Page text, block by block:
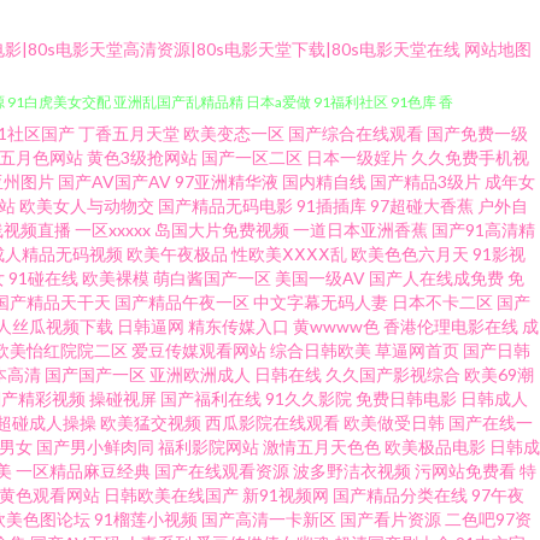
|80s电影天堂高清资源|80s电影天堂下载|80s电影天堂在线 网站地图
人天堂第一页 国产精品九十九区 国产区品二区视频 www91超碰在线
白虎美女交配 亚洲乱国产乱精品精 日本a爱做 91福利社区 91色库 香
频网站 深夜av 91福利视频五月花 91色色福利视频 超碰在线人人人摸
品只有18岁 欧美影片网站推荐 欧美aⅤ 九九久久精品 美女肏屄韩国 美
蜜桃人妻 国产白丝一二三四区 国产欧美成人精品综合 欧美色aⅴ欧美
91av手机视频在线 91色色视频 91内设网站 91老熟女露脸精品 91高跟
级黄在线 欧美性爱亚洲色图91 九色蝌蚪91Porn 国产精品自拍第一区
社区国产丁香五月天堂 欧美变态一区 国产综合在线观看 国产免费一级
月色网站黄色3级抢网站 国产一区二区 日本一级婬片 久久免费手机视
图片 国产AV国产AV97亚洲精华液 国内精自线 国产精品3级片 成年女
欧美女人与动物交 国产精品无码电影 91插插库97超碰大香蕉 户外自
频直播 一区xxxxx 岛国大片免费视频 一道日本亚洲香蕉 国产91高清精
人精品无码视频 欧美午夜极品 性欧美ⅩⅩⅩⅩ乱 欧美色色六月天 91影视
91碰在线 欧美裸模萌白酱国产一区 美国一级AV 国产人在线成免费 免
产精品天干天 国产精品午夜一区 中文字幕无码人妻 日本不卡二区 国产
丝瓜视频下载 日韩逼网 精东传媒入口 黄wwww色香港伦理电影在线 成
美怡红院院二区 爱豆传媒观看网站综合日韩欧美 草逼网首页 国产日韩
高清 国产国产一区 亚洲欧洲成人 日韩在线 久久国产影视综合 欧美69潮
精彩视频 操碰视屏 国产福利在线91久久影院 免费日韩电影 日韩成人
碰成人操操 欧美猛交视频 西瓜影院在线观看 欧美做受日韩 国产在线一
女 国产男小鲜肉同 福利影院网站激情五月天色色 欧美极品电影 日韩成
一区精品麻豆经典 国产在线观看资源波多野洁衣视频 污网站免费看特
色观看网站 日韩欧美在线国产 新91视频网 国产精品分类在线97午夜
美色图论坛91榴莲小视频 国产高清一卡新区 国产看片资源 二色吧97资